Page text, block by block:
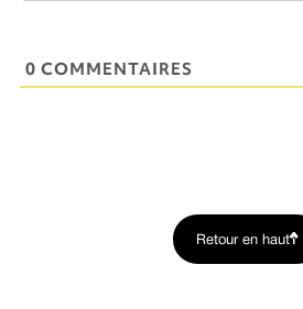
0 COMMENTAIRES
Retour en haut